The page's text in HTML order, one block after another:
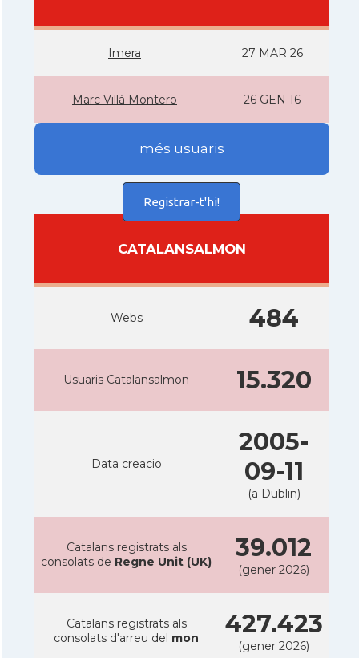
Imera 27 MAR 26
Marc Villà Montero 26 GEN 16
més usuaris
Registrar-t'hi!
CATALANSALMON
Webs 484
Usuaris Catalansalmon 15.320
Data creacio
2005-
09-11
(a Dublin)
Catalans registrats als
consolats de Regne Unit (UK) 39.012
(gener 2026)
Catalans registrats als
consolats d'arreu del mon 427.423
(gener 2026)